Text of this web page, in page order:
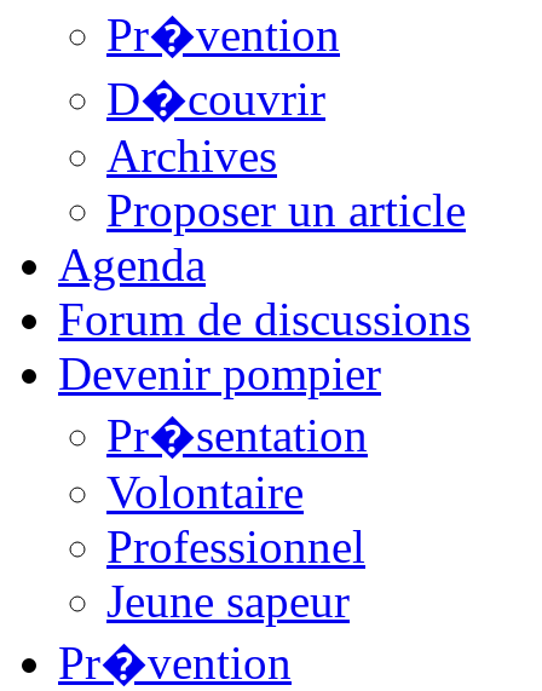
Pr�vention
D�couvrir
Archives
Proposer un article
Agenda
Forum de discussions
Devenir pompier
Pr�sentation
Volontaire
Professionnel
Jeune sapeur
Pr�vention